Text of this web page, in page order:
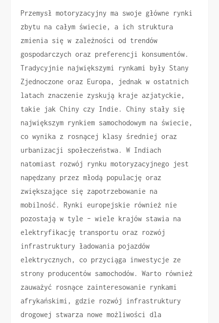
Przemysł motoryzacyjny ma swoje główne rynki
zbytu na całym świecie, a ich struktura
zmienia się w zależności od trendów
gospodarczych oraz preferencji konsumentów.
Tradycyjnie największymi rynkami były Stany
Zjednoczone oraz Europa, jednak w ostatnich
latach znaczenie zyskują kraje azjatyckie,
takie jak Chiny czy Indie. Chiny stały się
największym rynkiem samochodowym na świecie,
co wynika z rosnącej klasy średniej oraz
urbanizacji społeczeństwa. W Indiach
natomiast rozwój rynku motoryzacyjnego jest
napędzany przez młodą populację oraz
zwiększające się zapotrzebowanie na
mobilność. Rynki europejskie również nie
pozostają w tyle – wiele krajów stawia na
elektryfikację transportu oraz rozwój
infrastruktury ładowania pojazdów
elektrycznych, co przyciąga inwestycje ze
strony producentów samochodów. Warto również
zauważyć rosnące zainteresowanie rynkami
afrykańskimi, gdzie rozwój infrastruktury
drogowej stwarza nowe możliwości dla